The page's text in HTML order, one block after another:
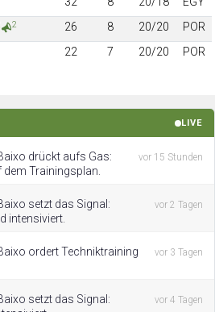
2 26 8 20/20
POR
22 7 20/20 POR
LIVE
drückt aufs Gas:
Trainingsplan.
vor 15 Stunden
setzt das Signal:
intensiviert.
vor 2 Tagen
ordert Techniktraining
vor 3 Tagen
setzt das Signal:
vor 4 Tagen